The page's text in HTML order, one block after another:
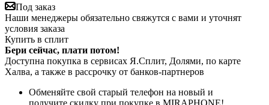
Под заказ
Наши менеджеры обязательно свяжутся с вами и уточнят
условия заказа
Купить в сплит
Бери сейчас, плати потом!
Доступна покупка в сервисах Я.Сплит, Долями, по карте
Халва, а также в рассрочку от банков-партнеров
Обменяйте свой старый телефон на новый и
получите скидку при покупке в MIRAPHONE!